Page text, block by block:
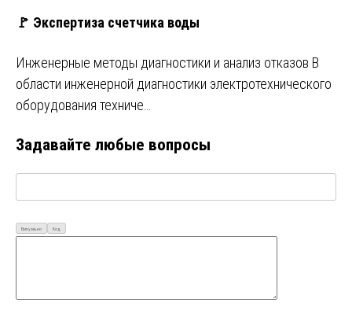
🚩 Экспертиза счетчика воды
Инженерные методы диагностики и анализ отказов В
области инженерной диагностики электротехнического
оборудования техниче…
Задавайте любые вопросы
Визуально Код